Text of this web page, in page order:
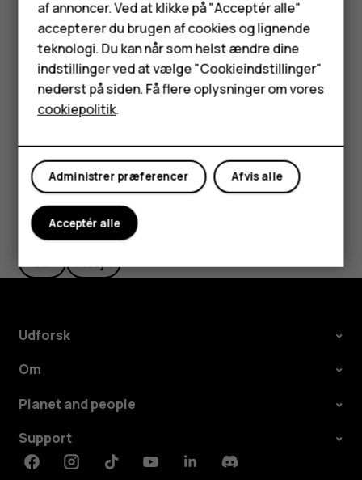
Tilbehør
HMD Terra M
Tablets
Min konto
sikkerhedskopiering til din Google-konto er aktiveret på
den, kan du gendanne dine appindstillinger og Wi-Fi-
adgangskoder.
Tryk påIndstillinger>System>Sikkerhedskopi.
IndstilSikkerhedskopier til Google Drev
Synes du, dette var nyttigt?
Ja Nej
Udforsk
Om
Planet and people
Support
FacebookInstagramTiktokYoutubeLinkedinDiscord
af annoncer. Ved at klikke på "Acceptér alle"
accepterer du brugen af cookies og lignende
teknologi. Du kan når som helst ændre dine
indstillinger ved at vælge "Cookieindstillinger"
nederst på siden. Få flere oplysninger om vores
cookiepolitik.
Afvis alle
Administrer præferencer
Acceptér alle